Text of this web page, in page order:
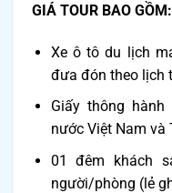
GIÁ TOUR BAO GỒM:
Xe ô tô du lịch
đưa đón theo lịch
Giấy thông
nước Việt Nam và
01 đêm khách
người/phòng (lẻ